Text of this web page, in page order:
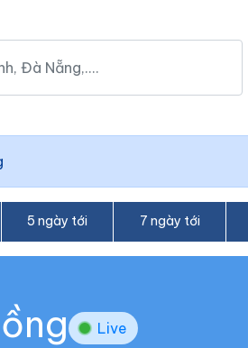
5 ngày tới 7 ngày tới
Live